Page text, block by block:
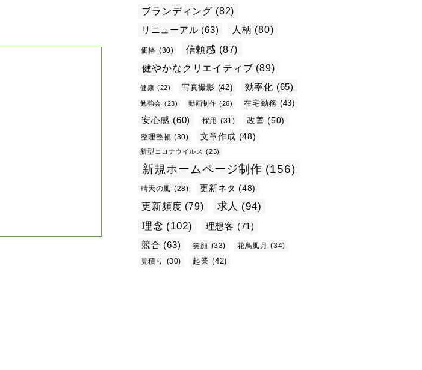
ブランディング (82)
リニューアル (63) 人柄 (80)
価格 (30) 信頼感 (87)
健やかなクリエイティブ (89)
健康 (22) 写真撮影 (42) 効率化 (65)
勉強会 (23) 動画制作 (26) 在宅勤務 (43)
安心感 (60) 採用 (31) 改善 (50)
整理整頓 (30) 文章作成 (48)
新型コロナウイルス (25)
新規ホームページ制作 (156)
晴天の風 (28) 更新ネタ (48)
更新頻度 (79) 求人 (94)
理念 (102) 理想客 (71)
競合 (63) 笑顔 (33) 花鳥風月 (34)
見積り
(30) 起業 (42)